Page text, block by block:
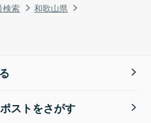
検索
和歌山県
ストをさがす